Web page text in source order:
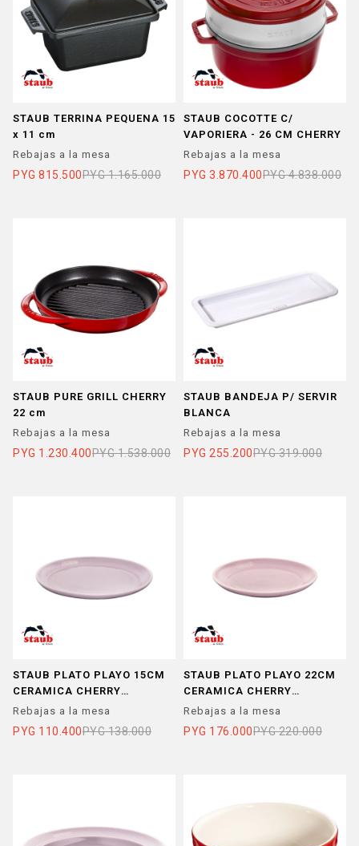
STAUB TERRINA PEQUENA 15
x 11 cm
Rebajas a la mesa
PYG 815.500PYG 1.165.000
STAUB COCOTTE C/
VAPORIERA - 26 CM CHERRY
Rebajas a la mesa
PYG 3.870.400PYG 4.838.000
STAUB PURE GRILL CHERRY
22 cm
Rebajas a la mesa
PYG 1.230.400PYG 1.538.000
STAUB BANDEJA P/ SERVIR
BLANCA
Rebajas a la mesa
PYG 255.200PYG 319.000
STAUB PLATO PLAYO 15CM
CERAMICA CHERRY
BLOSSOM
Rebajas a la mesa
PYG 110.400PYG 138.000
STAUB PLATO PLAYO 22CM
CERAMICA CHERRY
BLOSSOM
Rebajas a la mesa
PYG 176.000PYG 220.000